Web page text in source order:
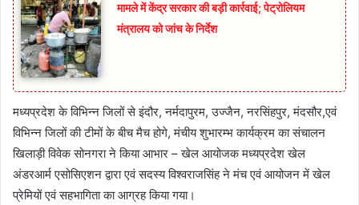
मामले में केंद्र सरकार की बड़ी कार्रवाई; पेट्रोलियम
मंत्रालय को जांच के निर्देश
मध्यप्रदेश के विभिन्न जिलों से इंदौर, नर्मदापुरम, उज्जैन, नरसिंहपुर, मंदसौर,एवं
विभिन्न जिलों की टीमों के बीच मैच होगे, मंचीय शुभारम्भ कार्यक्रम का संचालन
खिलाड़ी विवेक सोनगरा ने किया आभार – खेल आयोजक मध्यप्रदेश खेल
अंडरआर्म एसोसिएशन द्वारा एवं सदस्य विश्वराजसिंह ने मंच एवं आयोजन में खेल
प्रेमियों एवं सहभागिता का आग्रह किया गया।